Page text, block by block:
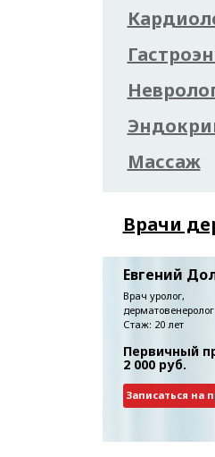
Массаж
Врачи
Евгений
Врач уролог,
дерматовенеролог
Стаж: 20 лет
Первичный
2 000 руб.
Записаться на